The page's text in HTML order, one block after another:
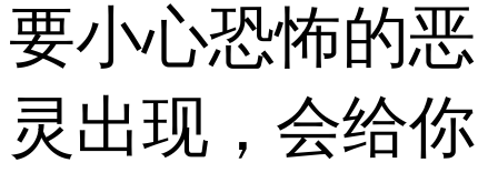
要小心恐怖的恶
灵出现，会给你